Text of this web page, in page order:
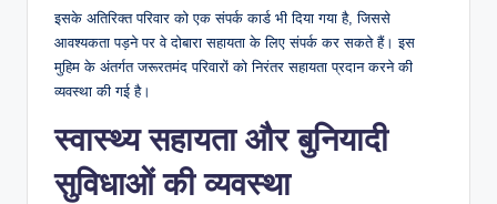
इसके अतिरिक्त परिवार को एक संपर्क कार्ड भी दिया गया है, जिससे
आवश्यकता पड़ने पर वे दोबारा सहायता के लिए संपर्क कर सकते हैं। इस
मुहिम के अंतर्गत जरूरतमंद परिवारों को निरंतर सहायता प्रदान करने की
व्यवस्था की गई है।
स्वास्थ्य सहायता और बुनियादी
सुविधाओं की व्यवस्था